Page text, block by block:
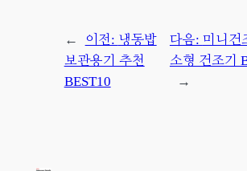
← 이전: 냉동밥
보관용기 추천
BEST10
다음: 미니건
소형 건조기
→